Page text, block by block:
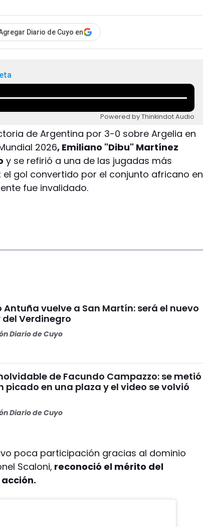
Diario de Cuyo en
Powered by Thinkindot Audio
de Argentina por 3-0 sobre Argelia en
2026, Emiliano "Dibu" Martínez
y se refirió a una de las jugadas más
gol convertido por el conjunto africano en
fue invalidado.
Antuña vuelve a San Martín: será el nuevo
Verdinegro
Diario de Cuyo
de Facundo Campazzo: se metió
picado en una plaza y el video se volvió
Diario de Cuyo
poca participación gracias al dominio
Scaloni, reconoció el mérito del